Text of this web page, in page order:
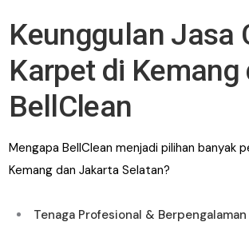
Keunggulan Jasa
Karpet di Kemang
BellClean
Mengapa BellClean menjadi pilihan banyak
Kemang dan Jakarta Selatan?
Tenaga Profesional & Berpengalaman